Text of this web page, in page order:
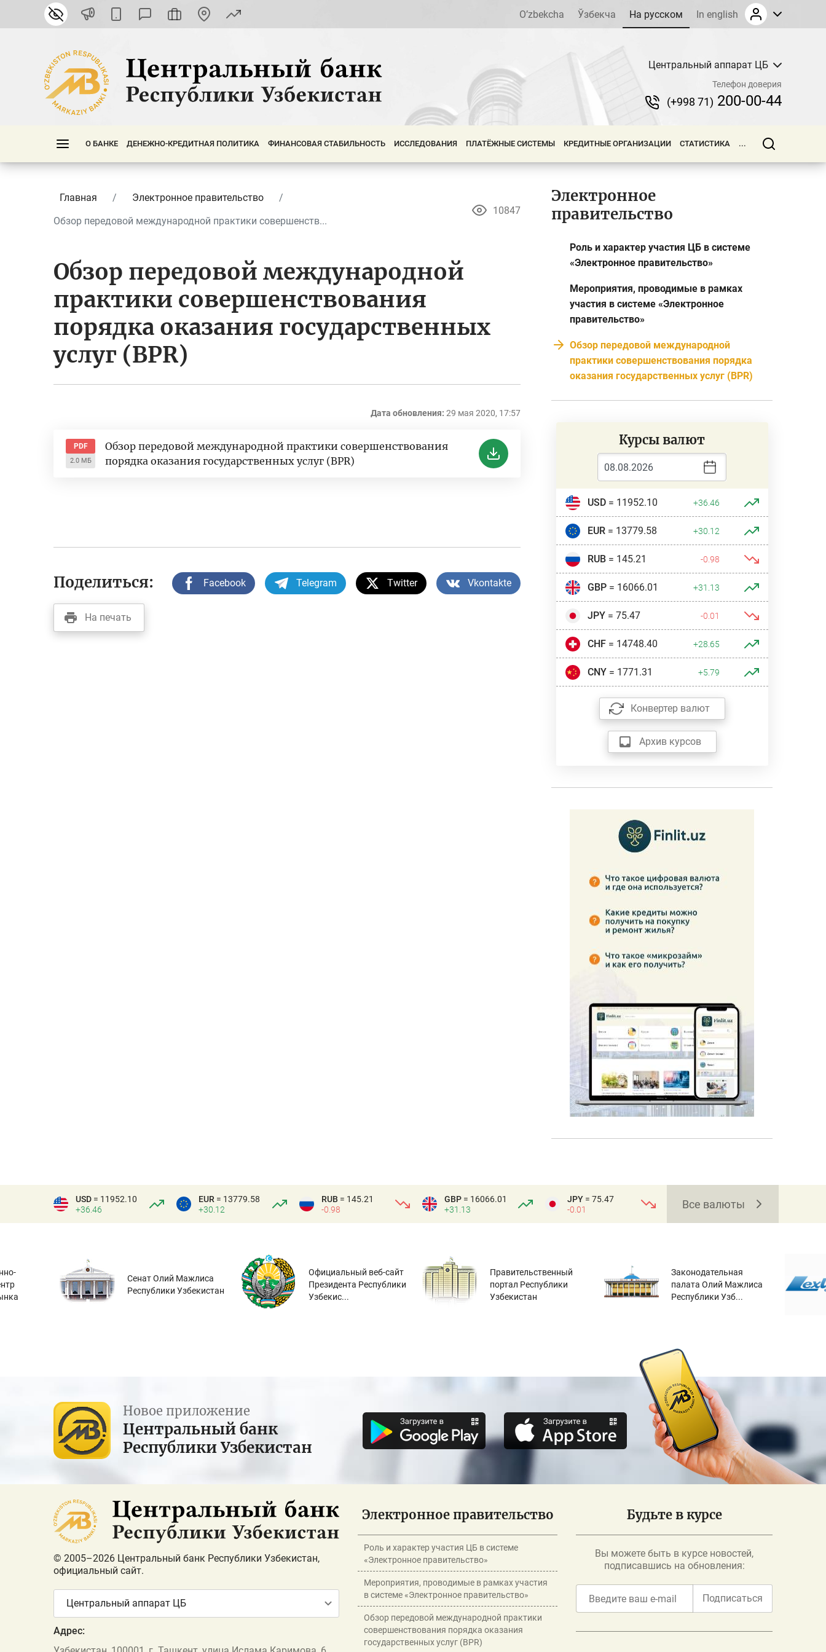
O’zbekcha Ўзбекча На русском In english
Центральный аппарат ЦБ
Телефон доверия
(+998 71) 200-00-44
О БАНКЕ ДЕНЕЖНО-КРЕДИТНАЯ ПОЛИТИКА ФИНАНСОВАЯ СТАБИЛЬНОСТЬ ИССЛЕДОВАНИЯ ПЛАТЁЖНЫЕ СИСТЕМЫ КРЕДИТНЫЕ ОРГАНИЗАЦИИ СТАТИСТИКА ...
Главная
Электронное правительство
Обзор передовой международной практики совершенств...
10847
Обзор передовой международной
практики совершенствования
порядка оказания государственных
услуг (BPR)
Дата обновления: 29 мая 2020, 17:57
PDF
2.0 МБ
Обзор передовой международной практики совершенствования
порядка оказания государственных услуг (BPR)
Поделиться: Facebook Telegram Twitter Vkontakte
На печать
Электронное
правительство
Роль и характер участия ЦБ в системе
«Электронное правительство»
Мероприятия, проводимые в рамках
участия в системе «Электронное
правительство»
Обзор передовой международной
практики совершенствования порядка
оказания государственных услуг (BPR)
Курсы валют
USD= 11952.10 +36.46
EUR= 13779.58 +30.12
RUB= 145.21 -0.98
GBP= 16066.01 +31.13
JPY= 75.47 -0.01
CHF= 14748.40 +28.65
CNY= 1771.31 +5.79
Конвертер валют
Архив курсов
USD = 11952.10
+36.46
EUR = 13779.58
+30.12
RUB = 145.21
-0.98
GBP = 16066.01
+31.13
JPY = 75.47
-0.01
Все валюты
Сенат Олий Мажлиса
Республики Узбекистан
Официальный веб-сайт
Президента Республики
Узбекис...
Правительственный
портал Республики
Узбекистан
Законодательная
палата Олий Мажлиса
Республики Узб...
Новое приложение
Центральный банк
Республики Узбекистан
© 2005–2026 Центральный банк Республики Узбекистан,
официальный сайт.
Центральный аппарат ЦБ
Адрес:
Электронное правительство
Роль и характер участия ЦБ в системе
«Электронное правительство»
Мероприятия, проводимые в рамках участия
в системе «Электронное правительство»
Обзор передовой международной практики
совершенствования порядка оказания
государственных услуг (BPR)
Будьте в курсе
Вы можете быть в курсе новостей,
подписавшись на обновления:
Подписаться